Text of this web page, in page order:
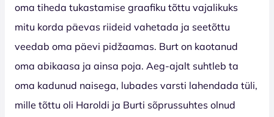
oma tiheda tukastamise graafiku tõttu vajalikuks
mitu korda päevas riideid vahetada ja seetõttu
veedab oma päevi pidžaamas. Burt on kaotanud
oma abikaasa ja ainsa poja. Aeg-ajalt suhtleb ta
oma kadunud naisega, lubades varsti lahendada tüli,
mille tõttu oli Haroldi ja Burti sõprussuhtes olnud